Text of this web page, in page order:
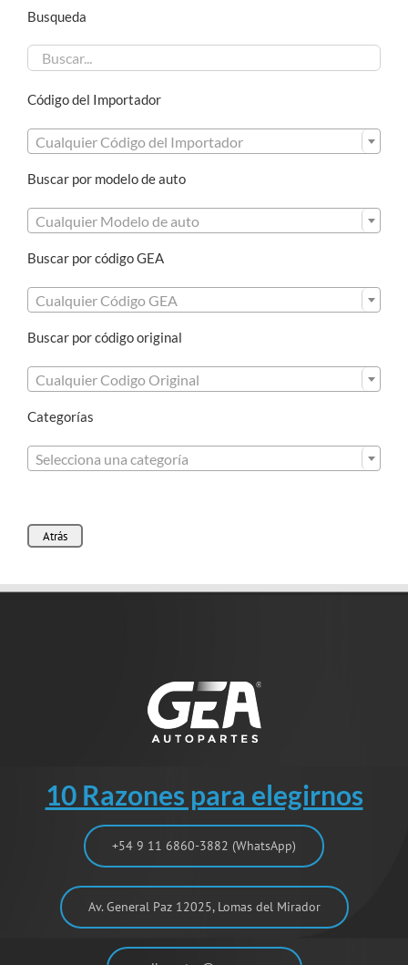
Busqueda
Código del Importador
Cualquier Código del Importador
Buscar por modelo de auto
Cualquier Modelo de auto
Buscar por código GEA
Cualquier Código GEA
Buscar por código original
Cualquier Codigo Original
Categorías
Selecciona una categoría
Atrás
10 Razones para elegirnos
+54 9 11 6860-3882 (WhatsApp)
Av. General Paz 12025, Lomas del Mirador